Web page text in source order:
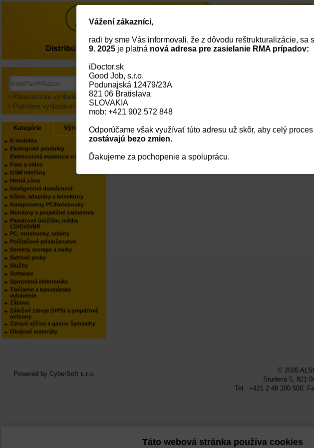
Prihlásenie
Zapamätať heslo
> Parametrické vyhľadávanie
> Podrobné vyhľadávanie
Kategórie Výrobcovia
E-mobilita
Ekologické produkty
Elektronická evidencia tržieb
Foto a video
GSM telefóny
Herná zóna
Inteligentná domácnosť
Káble, adaptéry a konektory
Komponenty PC/Notebooky
Monitory a projekčné zariadenia
Pamäťové úložište, média
CD/DVD/BR
PC, notebooky, tablety
Počítačové príslušenstvo
Servery, storage a racky
Sieťové prvky
Služby
Software
Spotrebná elektronika
Tlačiarne a kancelárske
vybavenie
Zábava
Záložné zdroje (UPS) a prepäťové
ochrany
Zdravá výživa a gastro špeciality
Obalové materiály
O nás Cenník Vaše dokumenty Vaša
Powered by CyberSoft s.r.o. © 2026
Studená 5, 821
Tel.: +421 2 48 200 500,
Táto webová stránka používa cookies
Vážení zákazníci,
radi by sme Vás informovali, že z dôvodu reštrukturalizácie,
9. 2025 je platná nová adresa pre zasielanie RMA prípadov:
iDoctor.sk
Good Job, s.r.o.
Podunajská 12479/23A
821 06 Bratislava
SLOVAKIA
mob: +421 902 572 848
Odporúčame však využívať túto adresu už skôr, aby celý
zostávajú bezo zmien.
Ďakujeme za pochopenie a spoluprácu.